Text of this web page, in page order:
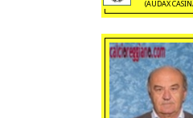
(AUDAX